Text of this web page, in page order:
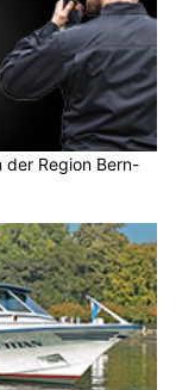
der Region Bern-